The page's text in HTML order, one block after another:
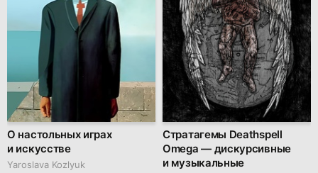
О настольных играх
и искусстве
Yaroslava Kozlyuk
Стратагемы Deathspell
Omega — дискурсивные
и музыкальные